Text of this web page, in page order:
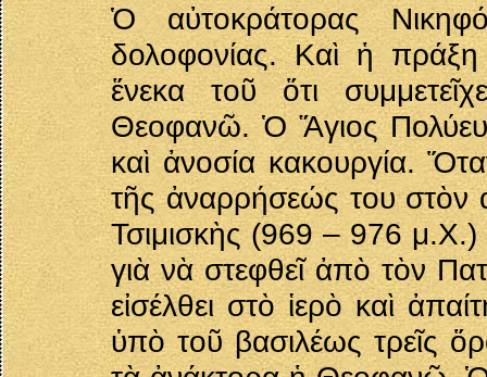
Ὁ αὐτοκράτορας
δολοφονίας. Καὶ ἡ
ἕνεκα τοῦ ὅτι
Θεοφανῶ. Ὁ Ἅγιος
καὶ ἀνοσία κακουργία.
τῆς ἀναρρήσεώς του στὸν
Τσιμισκὴς (969 – 976
γιὰ νὰ στεφθεῖ ἀπὸ τὸν
εἰσέλθει στὸ ἱερὸ καὶ
ὑπὸ τοῦ βασιλέως τρεῖς